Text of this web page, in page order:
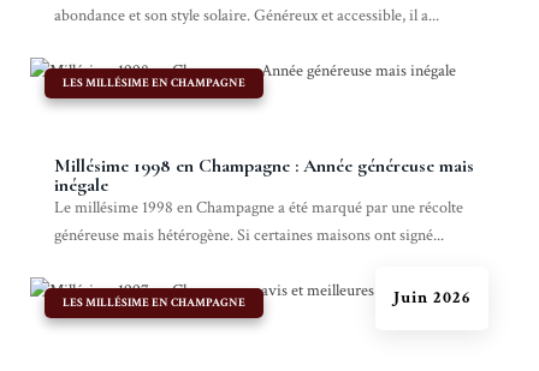
abondance et son style solaire. Généreux et accessible, il a...
Millésime 1998 en Champagne : Année généreuse mais
inégale
Juin 2026
LES MILLÉSIME EN CHAMPAGNE
Le millésime 1998 en Champagne a été marqué par une récolte
généreuse mais hétérogène. Si certaines maisons ont signé...
LES MILLÉSIME EN CHAMPAGNE